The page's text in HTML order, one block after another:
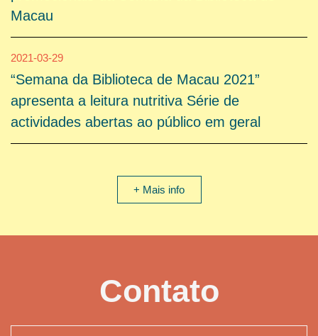
Macau
2021-03-29
“Semana da Biblioteca de Macau 2021”
apresenta a leitura nutritiva Série de
actividades abertas ao público em geral
+ Mais info
Contato